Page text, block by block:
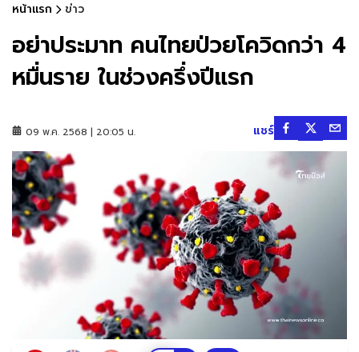
หน้าแรก ข่าว
อย่าประมาท คนไทยป่วยโควิดกว่า 4
หมื่นราย ในช่วงครึ่งปีแรก
09 พ.ค. 2568 | 20:05 น. แชร์